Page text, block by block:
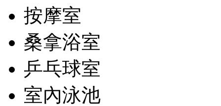
按摩室
桑拿浴室
乒乓球室
室內泳池